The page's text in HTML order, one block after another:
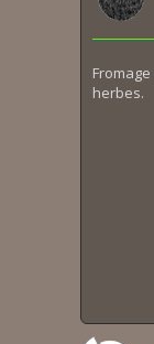
herbes.